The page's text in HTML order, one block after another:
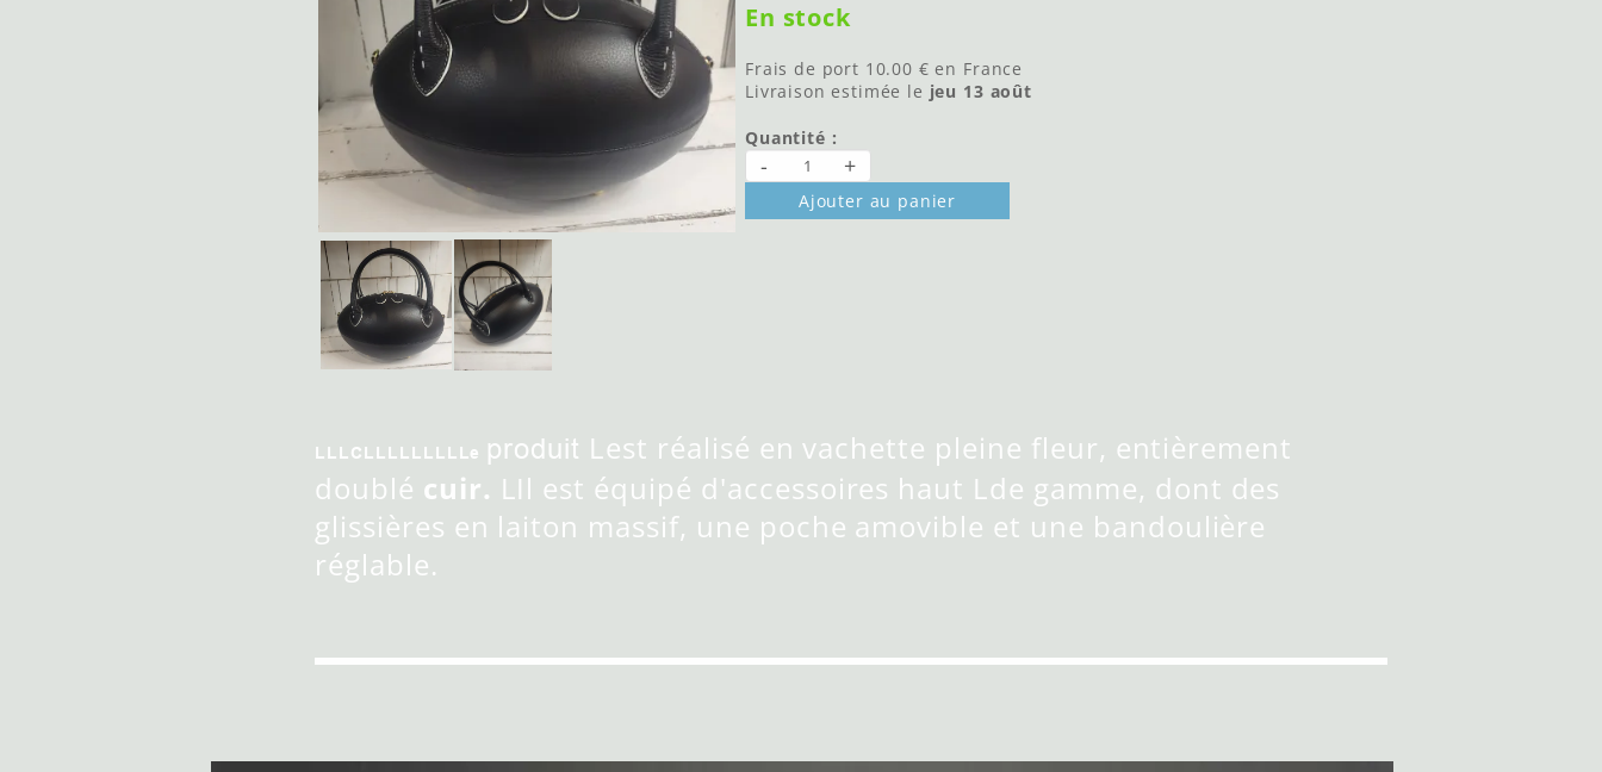
En stock
Frais de port 10.00 € en France
Livraison estimée le jeu 13 août
Quantité :
- +
Ajouter au panier
LLLCLLLLLLLLLe produit Lest réalisé en vachette pleine fleur, entièrement
doublé cuir. LIl est équipé d'accessoires haut Lde gamme, dont des
glissières en laiton massif, une poche amovible et une bandoulière
réglable.